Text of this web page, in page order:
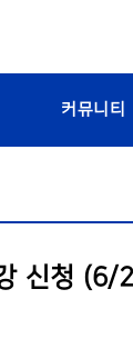
커뮤니티
신청